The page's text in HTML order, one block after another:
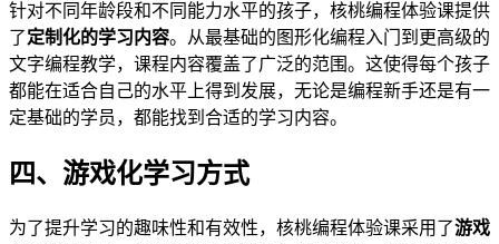
针对不同年龄段和不同能力水平的孩子，核桃编程体验课提供
了定制化的学习内容。从最基础的图形化编程入门到更高级的
文字编程教学，课程内容覆盖了广泛的范围。这使得每个孩子
都能在适合自己的水平上得到发展，无论是编程新手还是有一
定基础的学员，都能找到合适的学习内容。
四、游戏化学习方式
为了提升学习的趣味性和有效性，核桃编程体验课采用了游戏